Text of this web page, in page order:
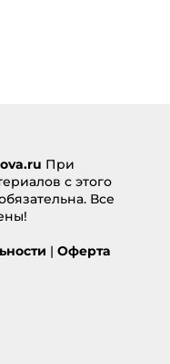
При
с этого
Все
| Оферта